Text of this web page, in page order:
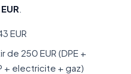
EUR
de 250 EUR (DPE +
+ electricite + gaz)